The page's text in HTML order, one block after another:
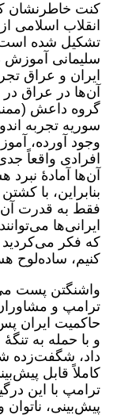
کنت خاطرنشان
انقلاب اسلامی
تشکیل شده است.
سلیمانی آموزش
ایران و عراق
آن‌ها در عراق در
گروه داعش
سوریه تجربه
وجود آورده،
افرادی واقعاً
آن‌ها آمادۀ نبرد
بنابراین، با
فقط به قدرت
ایرانی‌ها
که فکر می‌کردید
کنیم، ساده‌لوح
واشنگتن پست
ترامپ و
حاکمیت ایران
و با حمله به
داد، شگفت‌زده
کاملاً قابل
ترامپ با این
پیش‌بینی،